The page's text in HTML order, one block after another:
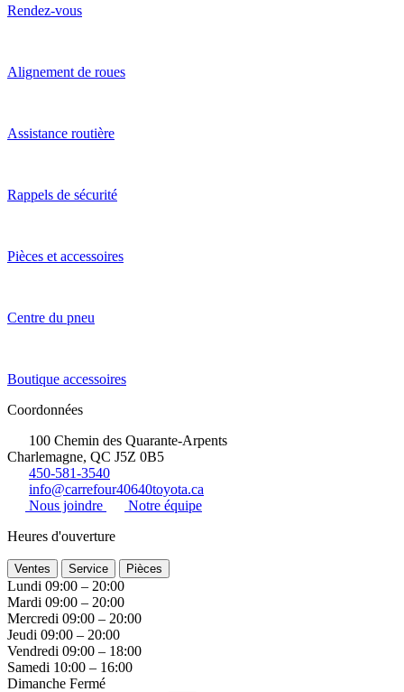
Rendez-vous
Alignement de roues
Assistance routière
Rappels de sécurité
Pièces et accessoires
Centre du pneu
Boutique accessoires
Coordonnées
100 Chemin des Quarante-Arpents
Charlemagne, QC J5Z 0B5
450-581-3540
info@carrefour40640toyota.ca
Nous joindre
Notre équipe
Heures d'ouverture
Ventes Service Pièces
Lundi 09:00 – 20:00
Mardi 09:00 – 20:00
Mercredi 09:00 – 20:00
Jeudi 09:00 – 20:00
Vendredi 09:00 – 18:00
Samedi 10:00 – 16:00
Dimanche Fermé